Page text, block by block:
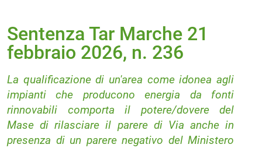
Sentenza Tar Marche 21
febbraio 2026, n. 236
La qualificazione di un'area come idonea agli
impianti che producono energia da fonti
rinnovabili comporta il potere/dovere del
Mase di rilasciare il parere di Via anche in
presenza di un parere negativo del Ministero